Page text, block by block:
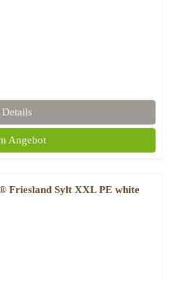
Details
Angebot
Friesland Sylt XXL PE white